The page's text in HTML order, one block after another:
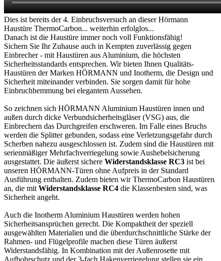
Dies ist bereits der 4. Einbruchsversuch an dieser Hörmann
Haustüre ThermoCarbon... weiterhin erfolglos...
Danach ist die Haustüre immer noch voll Funktionsfähig!
Sichern Sie Ihr Zuhause auch in Kempten zuverlässig gegen
Einbrecher - mit Haustüren aus Aluminium, die höchsten
Sicherheitsstandards entsprechen. Wir bieten Ihnen Qualitäts-
Haustüren der Marken HÖRMANN und Inotherm, die Design und
Sicherheit miteinander verbinden. Sie sorgen damit für hohe
Einbruchhemmung bei elegantem Aussehen.
So zeichnen sich HÖRMANN Aluminium Haustüren innen und
außen durch dicke Verbundsicherheitsgläser (VSG) aus, die
Einbrechern das Durchgreifen erschweren. Im Falle eines Bruchs
werden die Splitter gebunden, sodass eine Verletzungsgefahr durch
Scherben nahezu ausgeschlossen ist. Zudem sind die Haustüren mit
serienmäßiger Mehrfachverriegelung sowie Aushebelsicherung
ausgestattet. Die äußerst sichere Widerstandsklasse RC3 ist bei
unseren HÖRMANN-Türen ohne Aufpreis in der Standard
Ausführung enthalten. Zudem bieten wir ThermoCarbon Haustüren
an, die mit Widerstandsklasse RC4 die Klassenbesten sind, was
Sicherheit angeht.
Auch die Inotherm Aluminium Haustüren werden hohen
Sicherheitsansprüchen gerecht. Die Kompaktheit der speziell
ausgewählten Materialien und die überdurchschnittliche Stärke der
Rahmen- und Flügelprofile machen diese Türen äußerst
Widerstandsfähig. In Kombination mit der Außenrosette mit
Aufbohrschutz und der 3-fach Hakenverriegelung stellen sie ein